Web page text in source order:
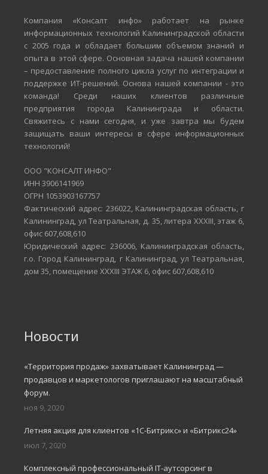
Компания «Консалт инфо» работает на рынке
информационных технологий Калининградской области
с 2005 года и обладает большим объемом знаний и
опыта в этой сфере. Основная задача нашей компании
– предоставление полного цикла услуг по интеграции и
поддержке ИТ-решений. Основа нашей компании - это
команда! Среди наших клиентов различные
предприятия города Калининграда и области.
Свяжитесь с нами сегодня, и уже завтра мы будем
защищать ваши интересы в сфере информационных
технологий!
ООО "КОНСАЛТ ИНФО"
ИНН 3906141969
ОГРН 1053903167757
Фактический адрес: 236022, Калининградская область, г
Калининград, ул Театральная, д. 35, литера XXXIII, этаж 6,
офис 607,608,610
Юридический адрес: 236006, Калининградская область,
г.о. Город Калининград, г Калининград, ул Театральная,
дом 35, помещение XXXIII ЭТАЖ 6, офис 607,608,610
Новости
«Территория продаж» захватывает Калининград —
продавцов и маркетологов приглашают на масштабный
форум.
ноя 9, 2020
Летняя акция для клиентов «1С-Битрикс» и «Битрикс24»
июл 7, 2020
Комплексный профессиональный IT-аутсорсинг в